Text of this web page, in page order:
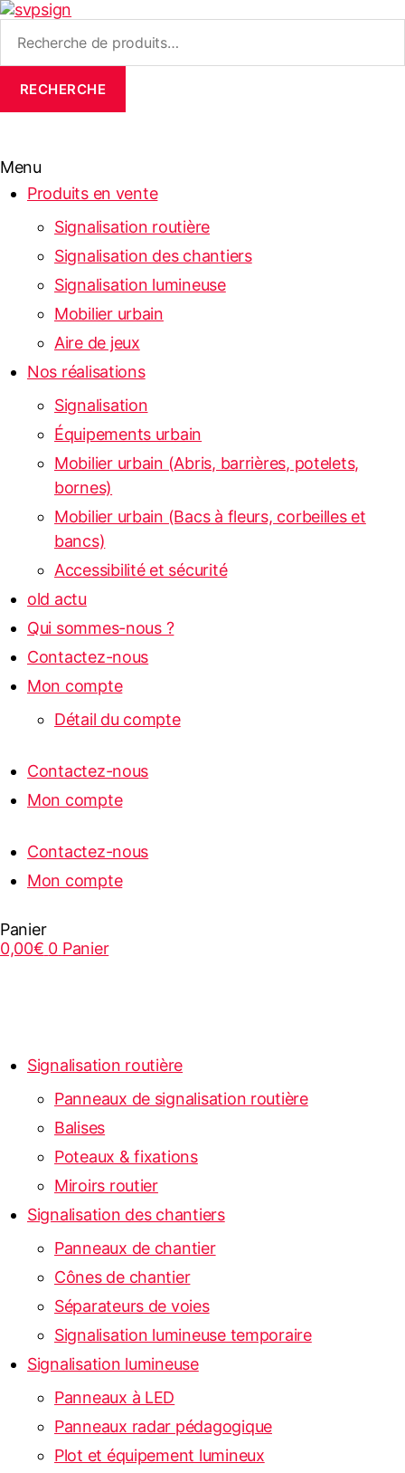
pour :
RECHERCHE
Menu
Produits en vente
Signalisation routière
Signalisation des chantiers
Signalisation lumineuse
Mobilier urbain
Aire de jeux
Nos réalisations
Signalisation
Équipements urbain
Mobilier urbain (Abris, barrières, potelets,
bornes)
Mobilier urbain (Bacs à fleurs, corbeilles et
bancs)
Accessibilité et sécurité
old actu
Qui sommes-nous ?
Contactez-nous
Mon compte
Détail du compte
Contactez-nous
Mon compte
Contactez-nous
Mon compte
Panier
0,00€ 0 Panier
Signalisation routière
Panneaux de signalisation routière
Balises
Poteaux & fixations
Miroirs routier
Signalisation des chantiers
Panneaux de chantier
Cônes de chantier
Séparateurs de voies
Signalisation lumineuse temporaire
Signalisation lumineuse
Panneaux à LED
Panneaux radar pédagogique
Plot et équipement lumineux